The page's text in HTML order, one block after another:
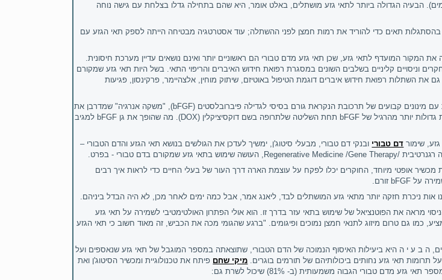
הבעיה הגדולה ביותר לתאי גזע מושתלים, באלט אומר, היא שהם בתחילה גדלו בצלחת עם גישה נוחה
תאים כדי להוריד את רמות חמצן לפני ההשתלה; עוד אסטרטגיה מבטיחה הייתה לספק תאי הגזע עם
את המקור המועדף לתאי גזע, שכן תאי גזע מדם טבורי הם ראשוניים יותר ואינם נושאים עדיין מערכת חיסונית.
וניסויים קליניים בשלבים השונים במסגרת רפואת חידוש האיברים והריפוי התאי. בשל היות תאי גזע שמקורם
את השתלות רפואת חידוש איברים דוגמת הטיפול באוטיזם, שיתוק מוחין, אלצהיימר, פרקינסון, פגיעות
קבועים של תרכובת הנקראת גורם בסיסי לגדילה פיברובלסטים (bFGF), "משקה אנרגיה" שמדרבן את
יותר מהרגיל של bFGF תחת השליטה שלתרופה בשם דוקסיציקלין (DOX). מה שהופך את גן bFGF למגיב
שימור דם טבורי ובנקי דם טבורי, מבעלי סיטוג'ן, ימשיך לעדכן את הגולשים בנושא תאי הגזע והדם הטבורי –
רגנרטיבית /Regenerative Medicine /Gene Therapy , העושה שימוש בתאי גזע שמקורם בדם טבורי - בפרט.
אופטי מיוחד, החוקרים יכלו לפקח על עוצמת הארה דרך העור של בעלי החיים כדי לראות איך רבים
על bFGF זורם.
ניכרת חזקה יותר מתאי גזע המושתלים לבד, ליאנג אמר, אבל כמה ימים לאחר מכן, לא היה הבדל ביניהם.
מראה את הפוטנציאל של שימוש בתאי עזר בדרך זו. הוא אולי הפתרון האולטימטיבי לשמירה על תאי גזע
כמו גם טרום מיזוג לתנאי חמצן נמוכים ופיגומים. "ברגע שהגומי מכה את הכביש, זה מאוד חשוב כי תאי הגזע
ה ב ע י ה היא ביעילות האיסוף הנמוכה של הדם הטבורי, שתוצאתה במספר המוגבל של תאי גזע שנאספים ועל
תאי גזע נחותים ביכולותיהם של תורמים בוגרים. מיקי שחם פיתח את טכנולוגיית ומכשיר הסיטוג'ן ואת
מדם טבורי הגבוה משמעותית (ב- 81%) שיכול לשרת גם: